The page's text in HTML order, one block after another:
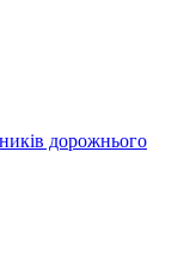
дорожнього